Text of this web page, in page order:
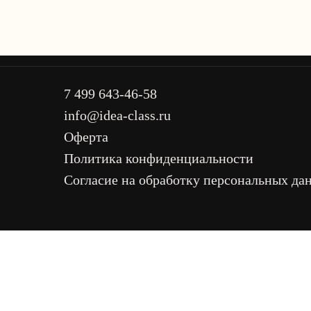
7 499 643-46-58
info@idea-class.ru
Оферта
Политика конфиденциальности
Согласие на обработку персональных